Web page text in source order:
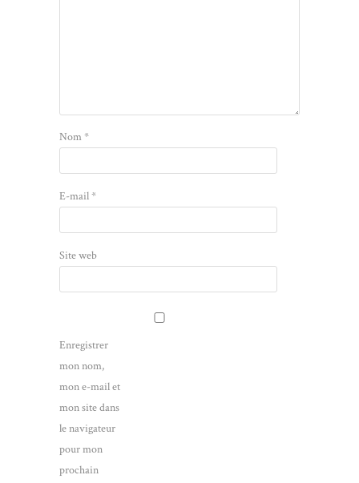
Nom*
E-mail*
Site web
Enregistrer
mon nom,
mon e-mail et
mon site dans
le navigateur
pour mon
prochain